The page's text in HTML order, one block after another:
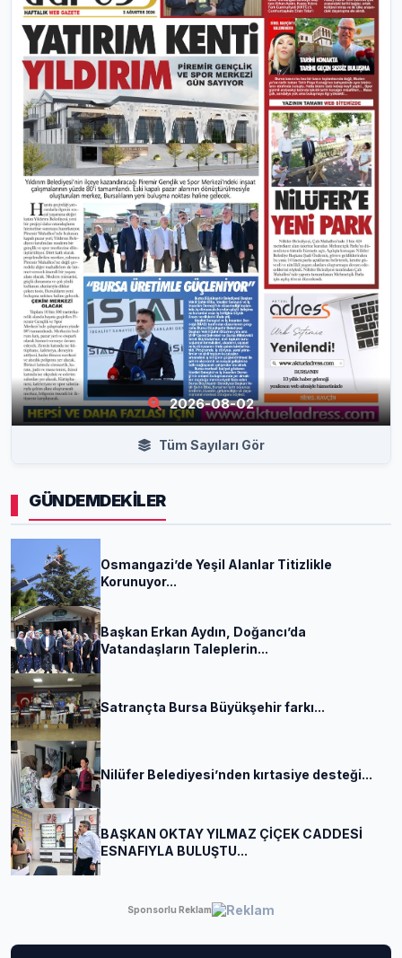
2026-08-02
Tüm Sayıları Gör
GÜNDEMDEKİLER
Osmangazi’de Yeşil Alanlar Titizlikle
Korunuyor...
Başkan Erkan Aydın, Doğancı’da
Vatandaşların Taleplerin...
Satrançta Bursa Büyükşehir farkı...
Nilüfer Belediyesi’nden kırtasiye desteği...
BAŞKAN OKTAY YILMAZ ÇİÇEK CADDESİ
ESNAFIYLA BULUŞTU...
Sponsorlu Reklam